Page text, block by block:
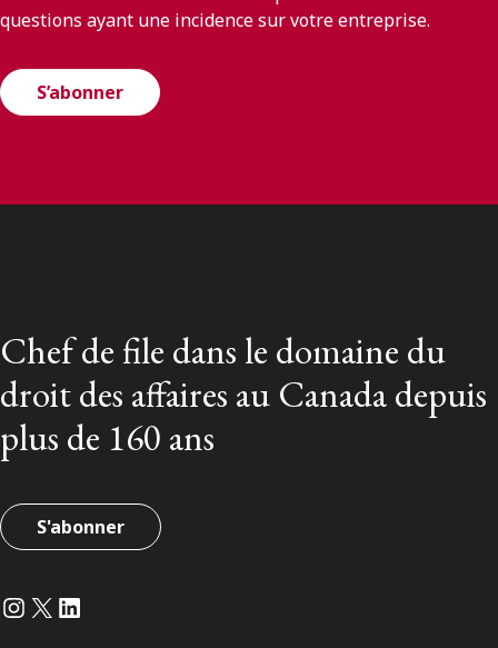
questions ayant une incidence sur votre entreprise.
S’abonner
Chef de file dans le domaine du
droit des affaires au Canada depuis
plus de 160 ans
S'abonner
Instagram
Twitter
LinkedIn